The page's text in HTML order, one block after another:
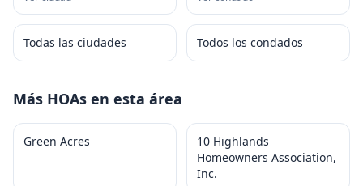
Todas las ciudades Todos los condados
Más HOAs en esta área
Green Acres
10 Highlands
Homeowners Association,
Inc.